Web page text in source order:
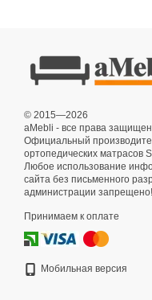
© 2015—2026
aMebli - все права
Официальный
ортопедических матрасов
Любое использование
сайта без письменного
администрации запрещено!
Принимаем к оплате
Мобильная версия